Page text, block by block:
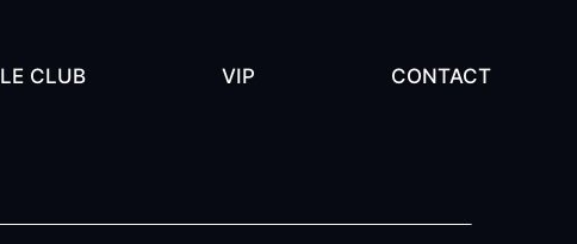
LE CLUB VIP CONTACT